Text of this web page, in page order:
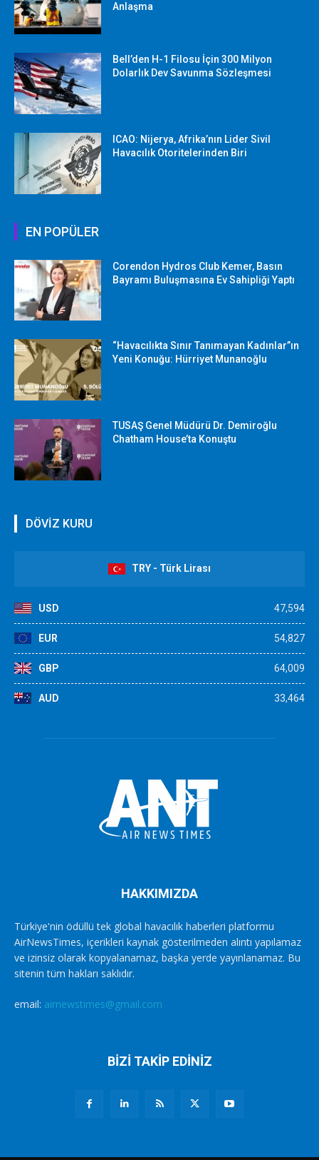
Anlaşma
Bell’den H-1 Filosu İçin 300 Milyon
Dolarlık Dev Savunma Sözleşmesi
ICAO: Nijerya, Afrika’nın Lider Sivil
Havacılık Otoritelerinden Biri
EN POPÜLER
Corendon Hydros Club Kemer, Basın
Bayramı Buluşmasına Ev Sahipliği Yaptı
“Havacılıkta Sınır Tanımayan Kadınlar”ın
Yeni Konuğu: Hürriyet Munanoğlu
TUSAŞ Genel Müdürü Dr. Demiroğlu
Chatham House’ta Konuştu
DÖVİZ KURU
TRY - Türk Lirası
USD 47,594
EUR 54,827
GBP 64,009
AUD 33,464
HAKKIMIZDA
Türkiye'nin ödüllü tek global havacılık haberleri platformu
AirNewsTimes, içerikleri kaynak gösterilmeden alıntı yapılamaz
ve izinsiz olarak kopyalanamaz, başka yerde yayınlanamaz. Bu
sitenin tüm hakları saklıdır.
email: airnewstimes@gmail.com
BİZİ TAKİP EDİNİZ